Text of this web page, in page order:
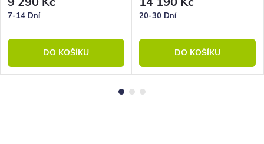
7-14 Dní
DO KOŠÍKU
20-30 Dní
DO KOŠÍKU